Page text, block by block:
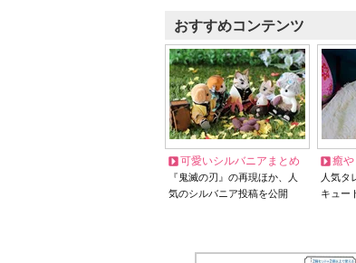
おすすめコンテンツ
可愛いシルバニアまとめ
『鬼滅の刃』の再現ほか、人
気のシルバニア投稿を公開
癒
人気タ
キュー